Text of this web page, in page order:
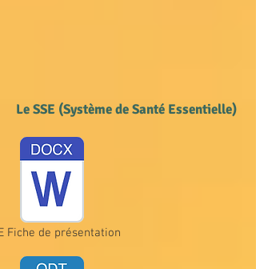
Le SSE (Système de Santé Essentielle)
Fiche de présentation